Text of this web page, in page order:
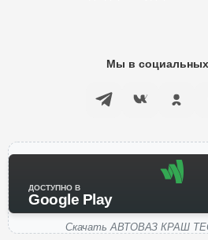
Мы в социальных
ДОСТУПНО В
Google Play
Скачать АВТОВАЗ КРАШ